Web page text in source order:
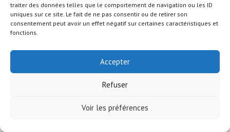
traiter des données telles que le comportement de navigation ou les ID
uniques sur ce site. Le fait de ne pas consentir ou de retirer son
consentement peut avoir un effet négatif sur certaines caractéristiques et
fonctions.
Accepter
Refuser
Voir les préférences
© COPYRIGHT - OCEANWP THEME BY NICK